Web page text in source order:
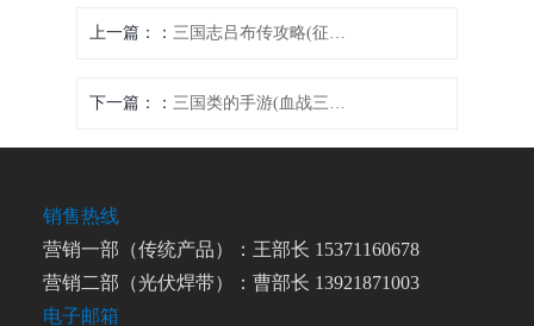
上一篇： 三国志吕布传攻略(征服三国：玩转吕布战术)
下一篇： 三国类的手游(血战三国：战无止尽)
销售热线
营销一部（传统产品）：王部长 15371160678
营销二部（光伏焊带）：曹部长 13921871003
电子邮箱